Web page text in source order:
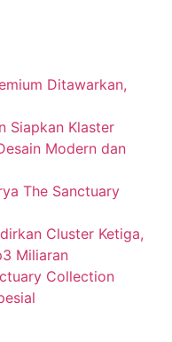
Ditawarkan,
Siapkan Klaster
Modern dan
The Sanctuary
Cluster Ketiga,
Miliaran
Collection